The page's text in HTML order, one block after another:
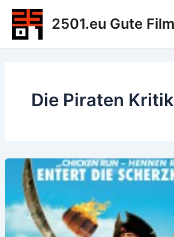
Zum
Inhalt
springen
2501.eu Gute
Die Piraten Kritik